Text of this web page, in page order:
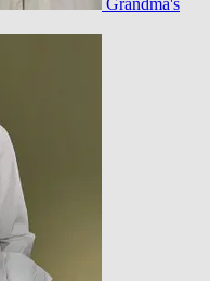
Grandma's